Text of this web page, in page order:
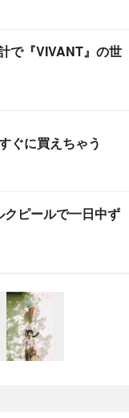
で『VIVANT』の世
ぐに買えちゃう
ピールで一日中ず